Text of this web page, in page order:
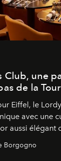
Club, une
de la
Eiffel, le
avec une
aussi élégant
Borgogno